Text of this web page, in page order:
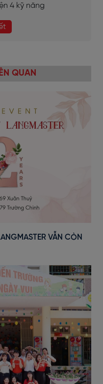
4 kỹ năng
QUAN
VẪN CÒN